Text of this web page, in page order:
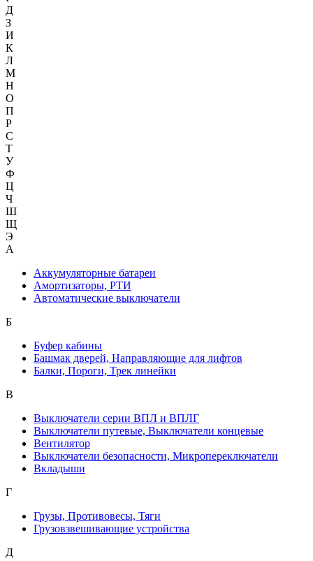
Д
З
И
К
Л
М
Н
О
П
Р
С
Т
У
Ф
Ц
Ч
Ш
Щ
Э
А
Аккумуляторные батареи
Амортизаторы, РТИ
Автоматические выключатели
Б
Буфер кабины
Башмак дверей, Направляющие для лифтов
Балки, Пороги, Трек линейки
В
Выключатели серии ВПЛ и ВПЛГ
Выключатели путевые, Выключатели концевые
Вентилятор
Выключатели безопасности, Микропереключатели
Вкладыши
Г
Грузы, Противовесы, Тяги
Грузовзвешивающие устройства
Д